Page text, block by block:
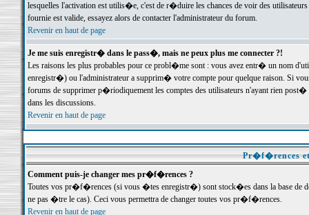
lesquelles l'activation est utilis�e, c'est de r�duire les chances de voir des
fournie est valide, essayez alors de contacter l'administrateur du forum.
Revenir en haut de page
Je me suis enregistr� dans le pass�, mais ne peux plus me connecter ?!
Les raisons les plus probables pour ce probl�me sont : vous avez entr� un nom
enregistr�) ou l'administrateur a supprim� votre compte pour quelque raison. Si
forums de supprimer p�riodiquement les comptes des utilisateurs n'ayant rien
dans les discussions.
Revenir en haut de page
Pr�f�rences
Comment puis-je changer mes pr�f�rences ?
Toutes vos pr�f�rences (si vous �tes enregistr�) sont stock�es dans la base de
ne pas �tre le cas). Ceci vous permettra de changer toutes vos pr�f�rences.
Revenir en haut de page